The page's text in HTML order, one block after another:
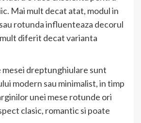
Mai mult decat atat, modul in
rotunda influenteaza decorul
diferit decat varianta
mesei dreptunghiulare sunt
modern sau minimalist, in timp
unei mese rotunde ori
clasic, romantic si poate